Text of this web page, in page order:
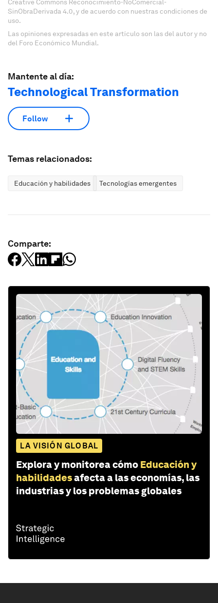
Creative Commons Reconocimiento-NoComercial-
SinObraDerivada 4.0, y de acuerdo con nuestras condiciones de
uso.
Las opiniones expresadas en este artículo son las del autor y no
del Foro Económico Mundial.
Mantente al día:
Technological Transformation
Follow
Temas relacionados:
Educación y habilidades Tecnologías emergentes
Comparte:
LA VISIÓN GLOBAL
Explora y monitorea cómo Educación y
habilidadesafecta a las economías, las
industrias y los problemas globales